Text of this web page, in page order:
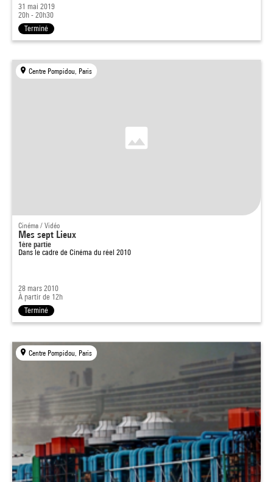
31 mai 2019
20h - 20h30
Terminé
Centre Pompidou, Paris
Cinéma / Vidéo
Mes sept Lieux
1ère partie
Dans le cadre de Cinéma du réel 2010
28 mars 2010
À partir de 12h
Terminé
Centre Pompidou, Paris